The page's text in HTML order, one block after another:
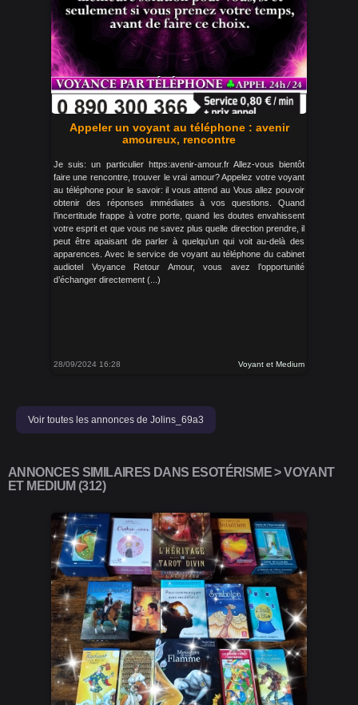
Appeler un voyant au téléphone : avenir
amoureux, rencontre
Je suis: un particulier https:avenir-amour.fr Allez-vous bientôt
faire une rencontre, trouver le vrai amour? Appelez votre voyant
au téléphone pour le savoir: il vous attend au Vous allez pouvoir
obtenir des réponses immédiates à vos questions. Quand
l’incertitude frappe à votre porte, quand les doutes envahissent
votre esprit et que vous ne savez plus quelle direction prendre, il
peut être apaisant de parler à quelqu’un qui voit au-delà des
apparences. Avec le service de voyant au téléphone du cabinet
audiotel Voyance Retour Amour, vous avez l’opportunité
d’échanger directement (...)
28/09/2024 16:28 Voyant et Medium
Voir toutes les annonces de Jolins_69a3
ANNONCES SIMILAIRES DANS ESOTÉRISME > VOYANT
ET MEDIUM (312)